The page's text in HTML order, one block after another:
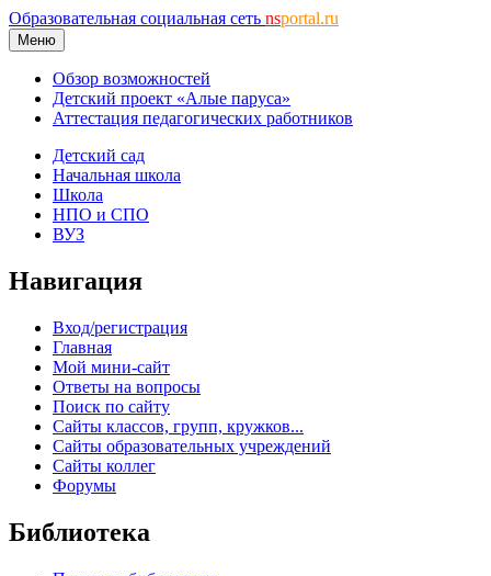
Образовательная социальная сеть nsportal.ru
Меню
Обзор возможностей
Детский проект «Алые паруса»
Аттестация педагогических работников
Детский сад
Начальная школа
Школа
НПО и СПО
ВУЗ
Навигация
Вход/регистрация
Главная
Мой мини-сайт
Ответы на вопросы
Поиск по сайту
Сайты классов, групп, кружков...
Сайты образовательных учреждений
Сайты коллег
Форумы
Библиотека